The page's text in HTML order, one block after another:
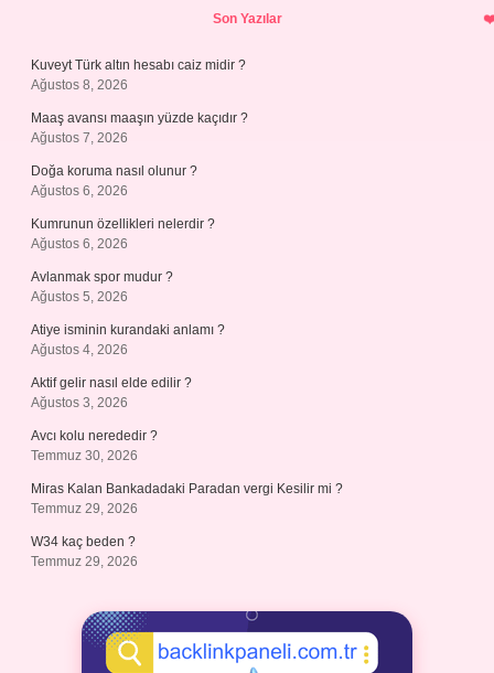
Son Yazılar
Kuveyt Türk altın hesabı caiz midir ?
Ağustos 8, 2026
Maaş avansı maaşın yüzde kaçıdır ?
Ağustos 7, 2026
Doğa koruma nasıl olunur ?
Ağustos 6, 2026
Kumrunun özellikleri nelerdir ?
Ağustos 6, 2026
Avlanmak spor mudur ?
Ağustos 5, 2026
Atiye isminin kurandaki anlamı ?
Ağustos 4, 2026
Aktif gelir nasıl elde edilir ?
Ağustos 3, 2026
Avcı kolu nerededir ?
Temmuz 30, 2026
Miras Kalan Bankadadaki Paradan vergi Kesilir mi ?
Temmuz 29, 2026
W34 kaç beden ?
Temmuz 29, 2026